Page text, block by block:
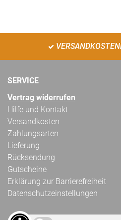
SERVICE
Vertrag widerrufen
Hilfe und Kontakt
Versandkosten
Zahlungsarten
Lieferung
Rücksendung
Gutscheine
Erklärung zur Barrierefreiheit
Datenschutzeinstellungen